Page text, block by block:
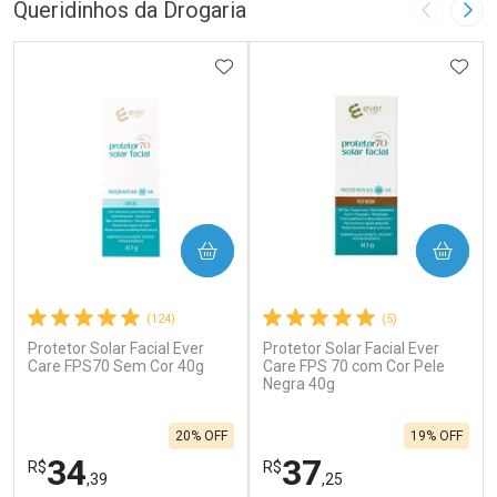
Queridinhos da Drogaria Imagem
(124)
Protetor Solar Facial Ever
Care FPS70 Sem Cor 40g
R$34,39
20% OFF
ADICIONAR AOS FAVORITOS
COMPRAR
(5)
Protetor Solar Facial Ever
Care FPS 70 com Cor Pele
Negra 40g
R$37,25
19% OFF
COMPRAR